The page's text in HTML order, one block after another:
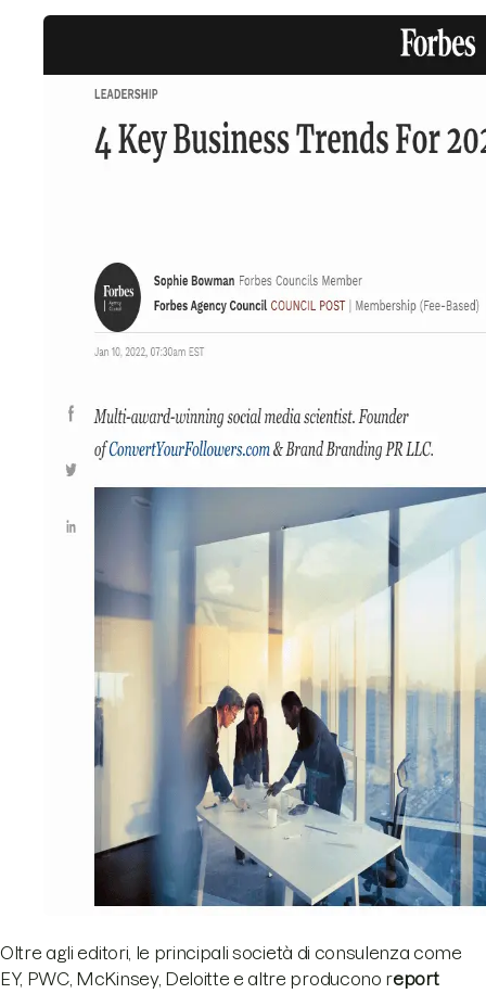
Oltre agli editori, le principali società di consulenza come
EY, PWC, McKinsey, Deloitte e altre producono report